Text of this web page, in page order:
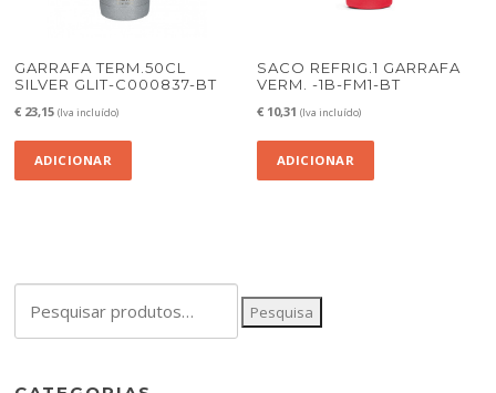
GARRAFA TERM.50CL
SILVER GLIT-C000837-BT
€ 23,15 (Iva incluído)
ADICIONAR
SACO REFRIG.1 GARRAFA
VERM. -1B-FM1-BT
€ 10,31 (Iva incluído)
ADICIONAR
por:
Pesquisa